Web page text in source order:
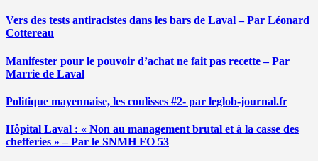
Vers des tests antiracistes dans les bars de Laval – Par Léonard
Cottereau
Manifester pour le pouvoir d’achat ne fait pas recette – Par
Marrie de Laval
Politique mayennaise, les coulisses #2- par leglob-journal.fr
Hôpital Laval : « Non au management brutal et à la casse des
chefferies » – Par le SNMH FO 53